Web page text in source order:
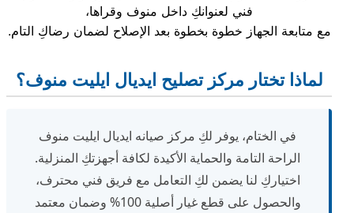
فني لعنوانكِ داخل منوف وقراها،
مع متابعة الجهاز خطوة بخطوة بعد الإصلاح لضمان رضاكِ التام.
لماذا تختار مركز تصليح ايديال ايليت منوف؟
في الختام، يوفر لكِ مركز صيانه ايديال ايليت منوف
الراحة التامة والحماية الأكيدة لكافة أجهزتكِ المنزلية.
اختياركِ لنا يضمن لكِ التعامل مع فريق فني محترف،
والحصول على قطع غيار أصلية 100% وضمان معتمد